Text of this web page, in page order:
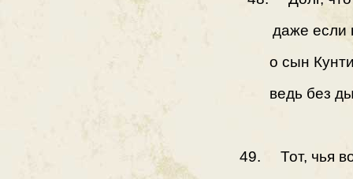
даже если
о сын
ведь без
49. Тот, чья